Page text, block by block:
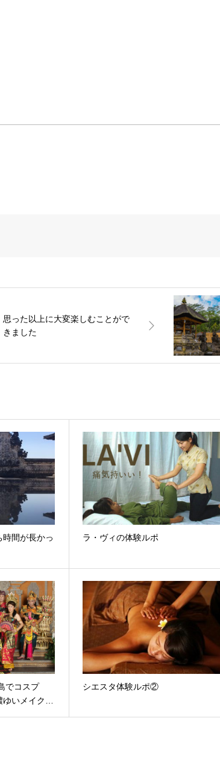
思った以上に大変楽しむことがで
きました
間が長かっ
ラ・ヴィの体験ルポ
でコスプ
ゆいメイク…
シエスタ体験ルポ②